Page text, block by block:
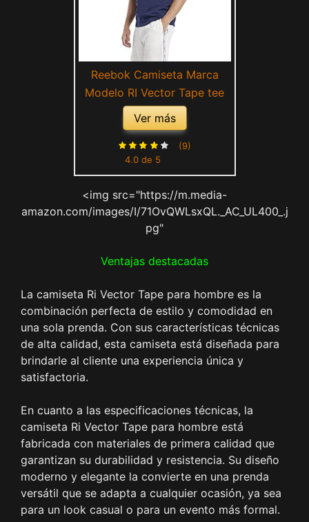
Reebok Camiseta Marca
Modelo RI Vector Tape tee
Ver más
4.0 de 5
(9)
<img src="https://m.media-
amazon.com/images/I/71OvQWLsxQL._AC_UL400_.j
pg"
Ventajas destacadas
La camiseta Ri Vector Tape para hombre es la
combinación perfecta de estilo y comodidad en
una sola prenda. Con sus características técnicas
de alta calidad, esta camiseta está diseñada para
brindarle al cliente una experiencia única y
satisfactoria.
En cuanto a las especificaciones técnicas, la
camiseta Ri Vector Tape para hombre está
fabricada con materiales de primera calidad que
garantizan su durabilidad y resistencia. Su diseño
moderno y elegante la convierte en una prenda
versátil que se adapta a cualquier ocasión, ya sea
para un look casual o para un evento más formal.